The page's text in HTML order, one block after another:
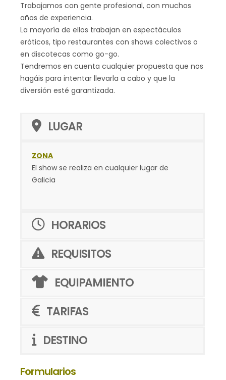
Trabajamos con gente profesional, con muchos
años de experiencia.
La mayoría de ellos trabajan en espectáculos
eróticos, tipo restaurantes con shows colectivos o
en discotecas como go-go.
Tendremos en cuenta cualquier propuesta que nos
hagáis para intentar llevarla a cabo y que la
diversión esté garantizada.
LUGAR
ZONA
El show se realiza en cualquier lugar de
Galicia
HORARIOS
REQUISITOS
EQUIPAMIENTO
TARIFAS
DESTINO
Formularios